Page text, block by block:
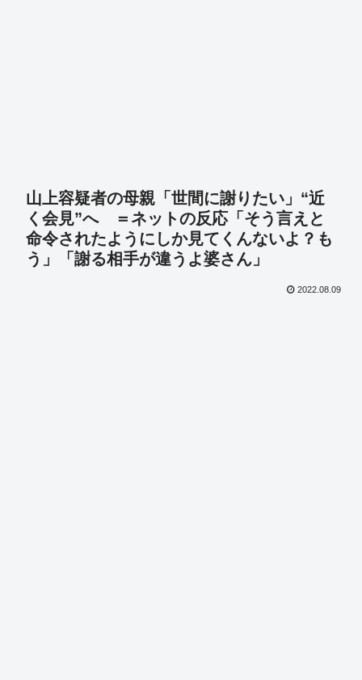
山上容疑者の母親「世間に謝りたい」“近
く会見”へ ＝ネットの反応「そう言えと
命令されたようにしか見てくんないよ？も
う」「謝る相手が違うよ婆さん」
2022.08.09